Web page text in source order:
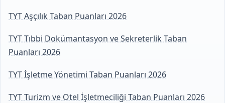
TYT Aşçılık Taban Puanları 2026
TYT Tıbbi Dokümantasyon ve Sekreterlik Taban
Puanları 2026
TYT İşletme Yönetimi Taban Puanları 2026
TYT Turizm ve Otel İşletmeciliği Taban Puanları 2026